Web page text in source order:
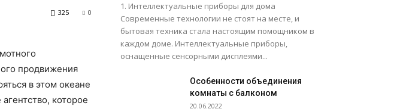
0
325
продвижения
в этом океане
которое
1. Интеллектуальные приборы для дома
Современные технологии не стоят на месте, и
бытовая техника стала настоящим помощником в
каждом доме. Интеллектуальные приборы,
оснащенные сенсорными дисплеями...
Особенности объединения
комнаты с балконом
20.06.2022